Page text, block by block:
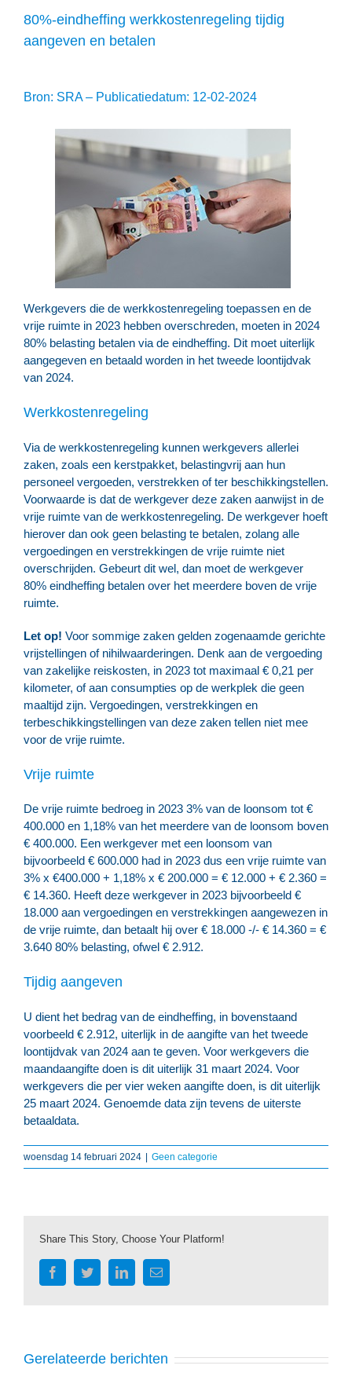
80%-eindheffing werkkostenregeling tijdig
aangeven en betalen
Bron: SRA – Publicatiedatum: 12-02-2024
Werkgevers die de werkkostenregeling toepassen en de
vrije ruimte in 2023 hebben overschreden, moeten in 2024
80% belasting betalen via de eindheffing. Dit moet uiterlijk
aangegeven en betaald worden in het tweede loontijdvak
van 2024.
Werkkostenregeling
Via de werkkostenregeling kunnen werkgevers allerlei
zaken, zoals een kerstpakket, belastingvrij aan hun
personeel vergoeden, verstrekken of ter beschikkingstellen.
Voorwaarde is dat de werkgever deze zaken aanwijst in de
vrije ruimte van de werkkostenregeling. De werkgever hoeft
hierover dan ook geen belasting te betalen, zolang alle
vergoedingen en verstrekkingen de vrije ruimte niet
overschrijden. Gebeurt dit wel, dan moet de werkgever
80% eindheffing betalen over het meerdere boven de vrije
ruimte.
Let op! Voor sommige zaken gelden zogenaamde gerichte
vrijstellingen of nihilwaarderingen. Denk aan de vergoeding
van zakelijke reiskosten, in 2023 tot maximaal € 0,21 per
kilometer, of aan consumpties op de werkplek die geen
maaltijd zijn. Vergoedingen, verstrekkingen en
terbeschikkingstellingen van deze zaken tellen niet mee
voor de vrije ruimte.
Vrije ruimte
De vrije ruimte bedroeg in 2023 3% van de loonsom tot €
400.000 en 1,18% van het meerdere van de loonsom boven
€ 400.000. Een werkgever met een loonsom van
bijvoorbeeld € 600.000 had in 2023 dus een vrije ruimte van
3% x €400.000 + 1,18% x € 200.000 = € 12.000 + € 2.360 =
€ 14.360. Heeft deze werkgever in 2023 bijvoorbeeld €
18.000 aan vergoedingen en verstrekkingen aangewezen in
de vrije ruimte, dan betaalt hij over € 18.000 -/- € 14.360 = €
3.640 80% belasting, ofwel € 2.912.
Tijdig aangeven
U dient het bedrag van de eindheffing, in bovenstaand
voorbeeld € 2.912, uiterlijk in de aangifte van het tweede
loontijdvak van 2024 aan te geven. Voor werkgevers die
maandaangifte doen is dit uiterlijk 31 maart 2024. Voor
werkgevers die per vier weken aangifte doen, is dit uiterlijk
25 maart 2024. Genoemde data zijn tevens de uiterste
betaaldata.
woensdag 14 februari 2024 Geen categorie
Share This Story, Choose Your Platform!
FacebookTwitterLinkedIn
E-
mail
Gerelateerde berichten